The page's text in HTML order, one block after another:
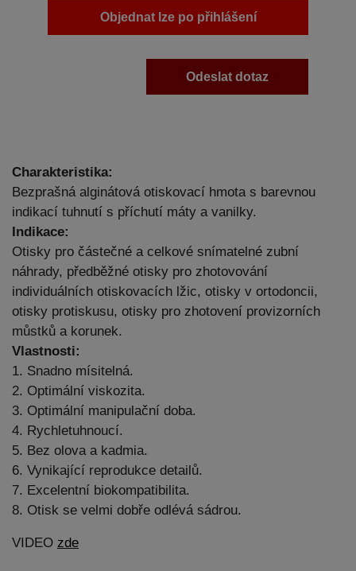
Objednat lze po přihlášení
Odeslat dotaz
Charakteristika:
Bezprašná alginátová otiskovací hmota s barevnou
indikací tuhnutí s příchutí máty a vanilky.
Indikace:
Otisky pro částečné a celkové snímatelné zubní
náhrady, předběžné otisky pro zhotovování
individuálních otiskovacích lžic, otisky v ortodoncii,
otisky protiskusu, otisky pro zhotovení provizorních
můstků a korunek.
Vlastnosti:
1. Snadno mísitelná.
2. Optimální viskozita.
3. Optimální manipulační doba.
4. Rychletuhnoucí.
5. Bez olova a kadmia.
6. Vynikající reprodukce detailů.
7. Excelentní biokompatibilita.
8. Otisk se velmi dobře odlévá sádrou.
VIDEO zde